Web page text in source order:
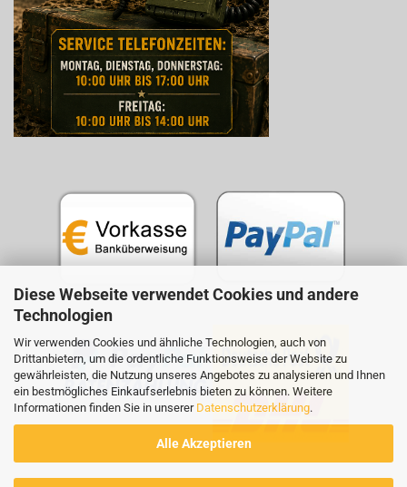
Diese Webseite verwendet Cookies und andere
Technologien
Wir verwenden Cookies und ähnliche Technologien, auch von
Drittanbietern, um die ordentliche Funktionsweise der Website zu
gewährleisten, die Nutzung unseres Angebotes zu analysieren und Ihnen
ein bestmögliches Einkaufserlebnis bieten zu können. Weitere
Informationen finden Sie in unserer Datenschutzerklärung.
Alle Akzeptieren